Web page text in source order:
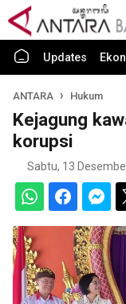
Updates
ANTARA Hukum
Kejagung
korupsi
Sabtu, 13